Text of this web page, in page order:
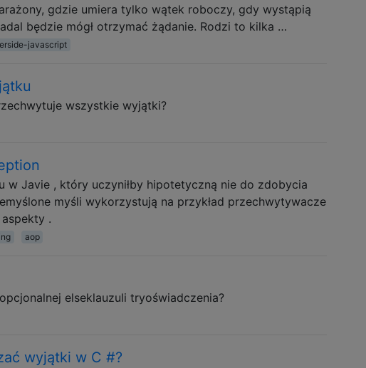
gdzie umiera tylko wątek roboczy, gdy wystąpią
będzie mógł otrzymać żądanie. Rodzi to kilka …
javascript
wszystkie wyjątki?
w Javie , który uczyniłby hipotetyczną nie do zdobycia
myśli wykorzystują na przykład przechwytywacze
.
aop
elseklauzuli tryoświadczenia?
wyjątki w C #?